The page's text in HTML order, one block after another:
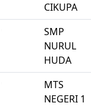
CIKUPA
SMP
NURUL
HUDA
MTS
NEGERI 1